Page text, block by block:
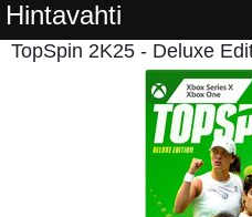
Hintavahti
TopSpin 2K25 - Deluxe